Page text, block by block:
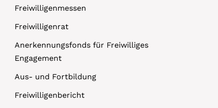
Freiwilligenmessen
Freiwilligenrat
Anerkennungsfonds für Freiwilliges
Engagement
Aus- und Fortbildung
Freiwilligenbericht